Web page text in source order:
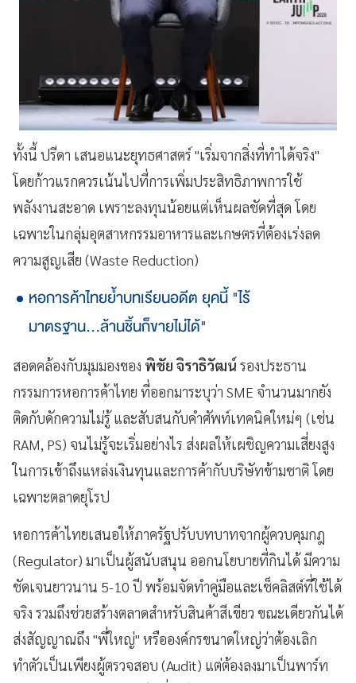
ทั้งนี้ ปรีดา เสนอแนะยุทธศาสตร์ "เริ่มจากสิ่งที่ทำได้จริง"
โดยก้าวแรกควรเน้นไปที่การเพิ่มประสิทธิภาพการใช้
พลังงานสะอาด เพราะลงทุนน้อยแต่เห็นผลชัดที่สุด โดย
เฉพาะในกลุ่มอุตสาหกรรมอาหารและเกษตรที่ต้องเร่งลด
ความสูญเสีย (Waste Reduction)
หอการค้าไทยย้ำบทเรียนอดีต ยุคนี้ "ไร้
มาตรฐาน...ล้านชิ้นก็ขายไม่ได้"
สอดคล้องกับมุมมองของ พิชัย จิราธิวัฒน์ รองประธาน
กรรมการหอการค้าไทย ที่ออกมาระบุว่า SME จำนวนมากยัง
ติดกับดักความไม่รู้ และสับสนกับคำศัพท์เทคนิคใหม่ๆ (เช่น
RAM, PS) จนไม่รู้จะเริ่มอย่างไร ส่งผลให้เผชิญความเสี่ยงสูง
ในการเข้าถึงแหล่งเงินทุนและการค้ากับบริษัทข้ามชาติ โดย
เฉพาะตลาดยุโรป
หอการค้าไทยเสนอให้ภาครัฐปรับบทบาทจากผู้ควบคุมกฎ
(Regulator) มาเป็นผู้สนับสนุน ออกนโยบายที่กินได้ มีความ
ชัดเจนยาวนาน 5-10 ปี พร้อมจัดทำคู่มือและเช็คลิสต์ที่ใช้ได้
จริง รวมถึงช่วยสร้างตลาดสำหรับสินค้าสีเขียว ขณะเดียวกันได้
ส่งสัญญาณถึง "พี่ใหญ่" หรือองค์กรขนาดใหญ่ว่าต้องเลิก
ทำตัวเป็นเพียงผู้ตรวจสอบ (Audit) แต่ต้องลงมาเป็นพาร์ท